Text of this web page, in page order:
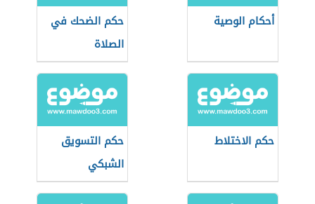
أحكام الوصية
حكم الضحك في
الصلاة
حكم الاختلاط
حكم التسويق
الشبكي